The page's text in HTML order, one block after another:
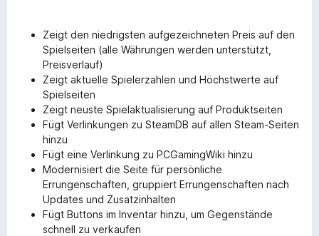
Zeigt den niedrigsten aufgezeichneten Preis auf den
Spielseiten (alle Währungen werden unterstützt,
Preisverlauf)
Zeigt aktuelle Spielerzahlen und Höchstwerte auf
Spielseiten
Zeigt neuste Spielaktualisierung auf Produktseiten
Fügt Verlinkungen zu SteamDB auf allen Steam-Seiten
hinzu
Fügt eine Verlinkung zu PCGamingWiki hinzu
Modernisiert die Seite für persönliche
Errungenschaften, gruppiert Errungenschaften nach
Updates und Zusatzinhalten
Fügt Buttons im Inventar hinzu, um Gegenstände
schnell zu verkaufen